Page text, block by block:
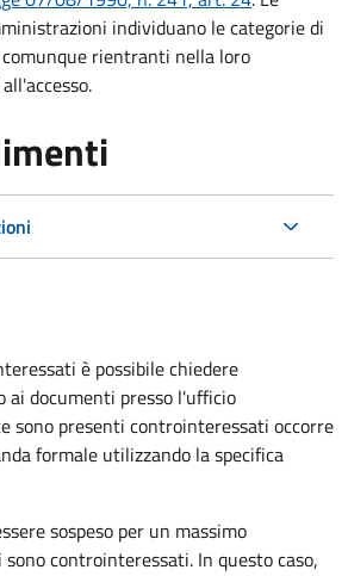
individuano le categorie di
rientranti nella loro
è possibile chiedere
ai documenti presso l'ufficio
sono presenti controinteressati occorre
formale utilizzando la specifica
sospeso per un massimo
controinteressati. In questo caso,